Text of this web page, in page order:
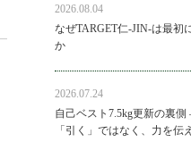
2026.08.04
なぜTARGET仁-JIN-は最初
か
2026.07.24
自己ベスト7.5kg更新の裏
「引く」ではなく、力を伝